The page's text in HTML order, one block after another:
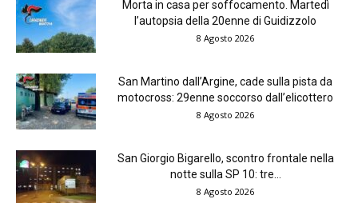
Morta in casa per soffocamento. Martedì
l’autopsia della 20enne di Guidizzolo
8 Agosto 2026
San Martino dall’Argine, cade sulla pista da
motocross: 29enne soccorso dall’elicottero
8 Agosto 2026
San Giorgio Bigarello, scontro frontale nella
notte sulla SP 10: tre...
8 Agosto 2026